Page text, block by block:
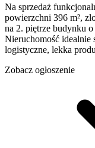
Na sprzedaż
powierzchni 396 m²,
na 2. piętrze budynku o
Nieruchomość idealnie
logistyczne, lekka
Zobacz ogłoszenie